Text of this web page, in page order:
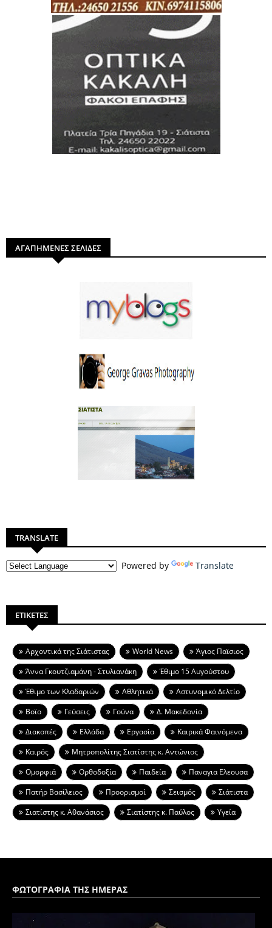
ΑΓΑΠΗΜΕΝΕΣ ΣΕΛΙΔΕΣ
TRANSLATE
Powered by Translate
ΕΤΙΚΕΤΕΣ
Aρχοντικά της Σιάτιστας World News
Άγιος Παϊσιος
Άννα Γκουτζιαμάνη - Στυλιανάκη
Έθιμο 15 Αυγούστου
Έθιμο των Κλαδαριών
Αθλητικά
Αστυνομικό Δελτίο
Βοϊο
Γεύσεις Γούνα
Δ. Μακεδονία
Διακοπές
Ελλάδα Εργασία
Καιρικά Φαινόμενα
Καιρός
Μητροπολίτης Σιατίστης κ. Αντώνιος
Ομορφιά
Ορθοδοξία Παιδεία
Παναγια Ελεουσα
Πατήρ Βασίλειος
Προορισμοί Σεισμός
Σιάτιστα
Σιατίστης κ. Αθανάσιος
Σιατίστης κ. Παύλος Υγεία
ΦΩΤΟΓΡΑΦΙΑ ΤΗΣ ΗΜΕΡΑΣ